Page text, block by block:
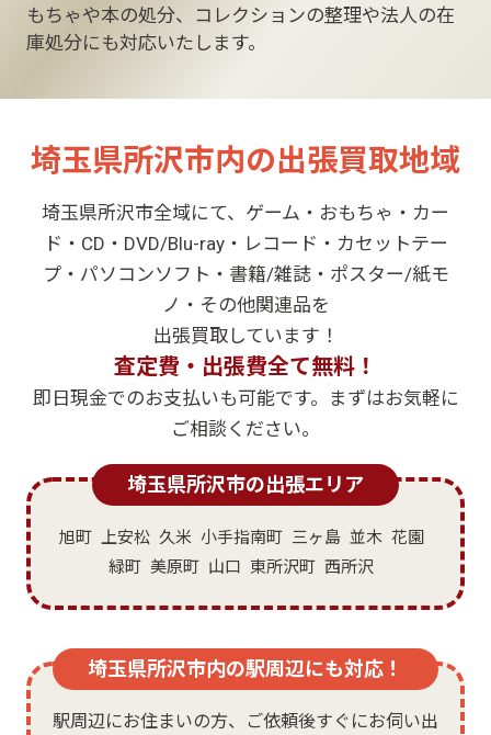
もちゃや本の処分、コレクションの整理や法人の在
庫処分にも対応いたします。
埼玉県所沢市内の出張買取地域
埼玉県所沢市全域にて、ゲーム・おもちゃ・カー
ド・CD・DVD/Blu-ray・レコード・カセットテー
プ・パソコンソフト・書籍/雑誌・ポスター/紙モ
ノ・その他関連品を
出張買取しています！
査定費・出張費全て無料！
即日現金でのお支払いも可能です。まずはお気軽に
ご相談ください。
埼玉県所沢市の出張エリア
旭町 上安松 久米 小手指南町 三ヶ島 並木 花園
緑町 美原町 山口 東所沢町 西所沢
埼玉県所沢市内の駅周辺にも対応！
駅周辺にお住まいの方、ご依頼後すぐにお伺い出